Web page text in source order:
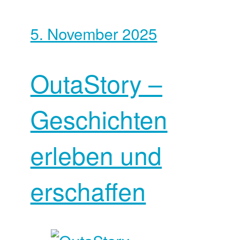
5. November 2025
OutaStory –
Geschichten
erleben und
erschaffen